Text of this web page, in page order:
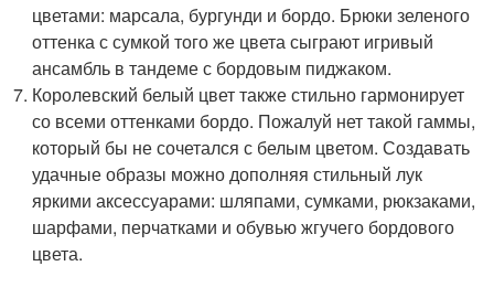
цветами: марсала, бургунди и бордо. Брюки зеленого
оттенка с сумкой того же цвета сыграют игривый
ансамбль в тандеме с бордовым пиджаком.
Королевский белый цвет также стильно гармонирует
со всеми оттенками бордо. Пожалуй нет такой гаммы,
который бы не сочетался с белым цветом. Создавать
удачные образы можно дополняя стильный лук
яркими аксессуарами: шляпами, сумками, рюкзаками,
шарфами, перчатками и обувью жгучего бордового
цвета.